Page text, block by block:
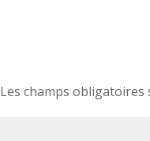
Les champs